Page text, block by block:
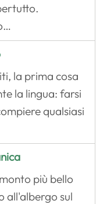
la prima cosa
la lingua: farsi
qualsiasi
più bello
all'albergo sul